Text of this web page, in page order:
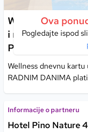
Ova
Pogledajte ispod
Wellness dan na
i mir prirode za
Pino Nature 4*!
Wellness dnevnu
RADNIM DANIMA
Informacije o partneru
Hotel Pino Nature